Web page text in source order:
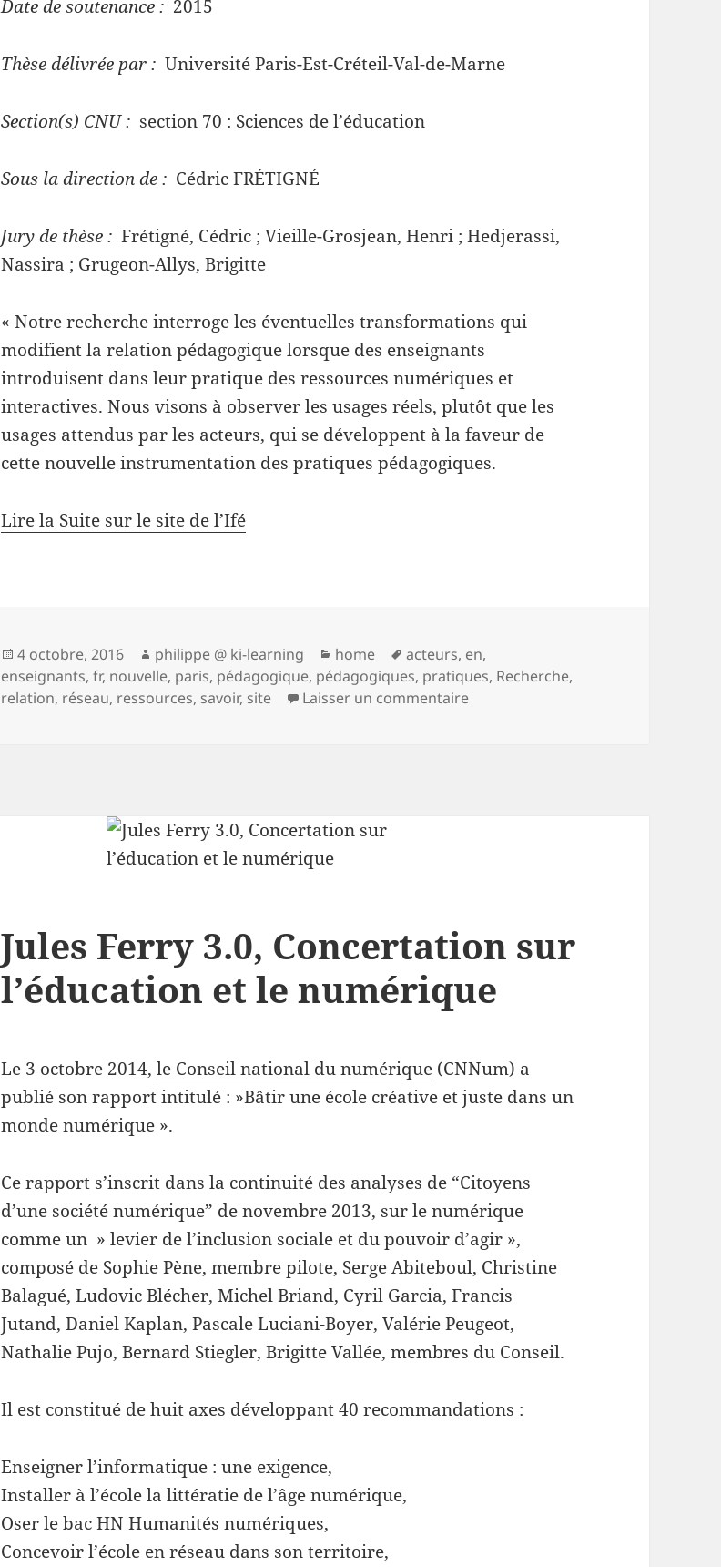
Date de soutenance : 2015
Thèse délivrée par : Université Paris-Est-Créteil-Val-de-Marne
Section(s) CNU : section 70 : Sciences de l’éducation
Sous la direction de : Cédric FRÉTIGNÉ
Jury de thèse : Frétigné, Cédric ; Vieille-Grosjean, Henri ; Hedjerassi,
Nassira ; Grugeon-Allys, Brigitte
« Notre recherche interroge les éventuelles transformations qui
modifient la relation pédagogique lorsque des enseignants
introduisent dans leur pratique des ressources numériques et
interactives. Nous visons à observer les usages réels, plutôt que les
usages attendus par les acteurs, qui se développent à la faveur de
cette nouvelle instrumentation des pratiques pédagogiques.
Lire la Suite sur le site de l’Ifé
Publié
le
4 octobre, 2016 Auteur
philippe @ ki-learning Catégories
home
Mots-
clés
acteurs, en,
enseignants,fr, nouvelle, paris, pédagogique, pédagogiques, pratiques, Recherche,
relation, réseau, ressources, savoir, site Laisser un commentairesur Savoir en réseau. Introduction
Jules Ferry 3.0, Concertation sur
l’éducation et le numérique
Le 3 octobre 2014,le Conseil national du numérique (CNNum) a
publié son rapport intitulé : »Bâtir une école créative et juste dans un
monde numérique ».
Ce rapport s’inscrit dans la continuité des analyses de “Citoyens
d’une société numérique” de novembre 2013, sur le numérique
comme un » levier de l’inclusion sociale et du pouvoir d’agir »,
composé de Sophie Pène, membre pilote, Serge Abiteboul, Christine
Balagué, Ludovic Blécher, Michel Briand, Cyril Garcia, Francis
Jutand, Daniel Kaplan, Pascale Luciani-Boyer, Valérie Peugeot,
Nathalie Pujo, Bernard Stiegler, Brigitte Vallée, membres du Conseil.
Il est constitué de huit axes développant 40 recommandations :
Enseigner l’informatique : une exigence,
Installer à l’école la littératie de l’âge numérique,
Oser le bac HN Humanités numériques,
Concevoir l’école en réseau dans son territoire,